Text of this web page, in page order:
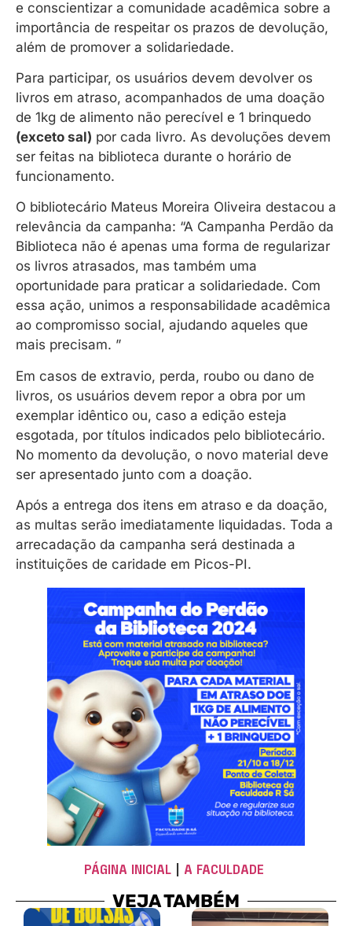
e conscientizar a comunidade acadêmica sobre a
importância de respeitar os prazos de devolução,
além de promover a solidariedade.
Para participar, os usuários devem devolver os
livros em atraso, acompanhados de uma doação
de 1kg de alimento não perecível e 1 brinquedo
(exceto sal) por cada livro. As devoluções devem
ser feitas na biblioteca durante o horário de
funcionamento.
O bibliotecário Mateus Moreira Oliveira destacou a
relevância da campanha: “A Campanha Perdão da
Biblioteca não é apenas uma forma de regularizar
os livros atrasados, mas também uma
oportunidade para praticar a solidariedade. Com
essa ação, unimos a responsabilidade acadêmica
ao compromisso social, ajudando aqueles que
mais precisam. ”
Em casos de extravio, perda, roubo ou dano de
livros, os usuários devem repor a obra por um
exemplar idêntico ou, caso a edição esteja
esgotada, por títulos indicados pelo bibliotecário.
No momento da devolução, o novo material deve
ser apresentado junto com a doação.
Após a entrega dos itens em atraso e da doação,
as multas serão imediatamente liquidadas. Toda a
arrecadação da campanha será destinada a
instituições de caridade em Picos-PI.
PÁGINA INICIAL A FACULDADE
VEJA TAMBÉM